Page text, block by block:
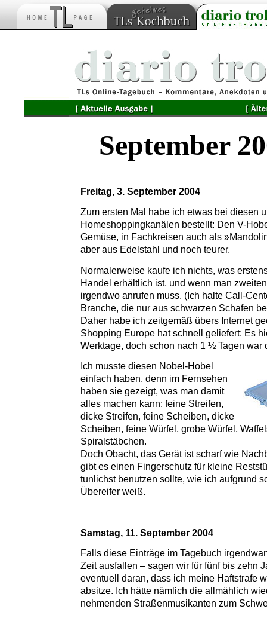
September
Freitag, 3. September 2004
Zum ersten Mal habe ich etwas bei diesen
Homeshoppingkanälen bestellt: Den V-
Gemüse, in Fachkreisen auch als
aber aus Edelstahl und noch teurer.
Normalerweise kaufe ich nichts, was
Handel erhältlich ist, und wenn man
irgendwo anrufen muss. (Ich halte Call-
Branche, die nur aus schwarzen Schafen
Daher habe ich zeitgemäß übers Internet
Shopping Europe hat schnell geliefert: Es
Werktage, doch schon nach 1 ½ Tagen war
Ich musste diesen Nobel-Hobel
einfach haben, denn im Fernsehen
haben sie gezeigt, was man damit
alles machen kann: feine Streifen,
dicke Streifen, feine Scheiben, dicke
Scheiben, feine Würfel, grobe Würfel,
Spiralstäbchen.
Doch Obacht, das Gerät ist scharf wie
gibt es einen Fingerschutz für kleine
tunlichst benutzen sollte, wie ich aufgrund
Übereifer weiß.
Samstag, 11. September 2004
Falls diese Einträge im Tagebuch
Zeit ausfallen – sagen wir für fünf bis zehn
eventuell daran, dass ich meine Haftstrafe
absitze. Ich hätte nämlich die allmählich
nehmenden Straßenmusikanten zum